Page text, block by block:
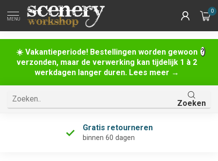
☀️ Vakantieperiode! Bestellingen worden gewoon
verzonden, maar de verwerking kan tijdelijk 1 à 2
werkdagen langer duren. Lees meer →
MENU
0
Zoeken
Gratis retourneren
binnen 60 dagen